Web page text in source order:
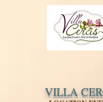
VILLA